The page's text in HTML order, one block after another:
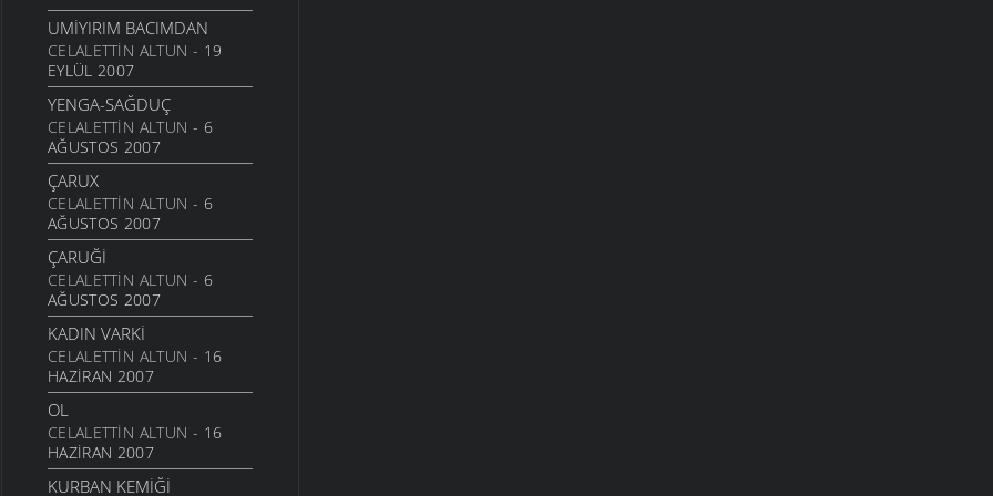
GIDER YAYLAYA YAYLAYA
ŞIIRLER- 28 TEMMUZ 2006
PERIŞAN
ŞIIRLER- 28 TEMMUZ 2006
KIZ SEN BU ŞAVŞATIN
NERESINDENSIN
ŞIIRLER- 28 TEMMUZ 2006
DERYAMIDEN
MANILER- 28 TEMMUZ
2006
UMIYIRIM BACIMDAN
CELALETTIN ALTUN - 19
EYLÜL 2007
YENGA-SAĞDUÇ
CELALETTIN ALTUN - 6
AĞUSTOS 2007
ÇARUX
CELALETTIN ALTUN - 6
AĞUSTOS 2007
ÇARUĞI
CELALETTIN ALTUN - 6
AĞUSTOS 2007
KADIN VARKI
CELALETTIN ALTUN - 16
HAZIRAN 2007
OL
CELALETTIN ALTUN - 16
HAZIRAN 2007
KURBAN KEMIĞI